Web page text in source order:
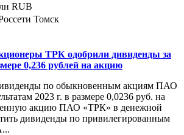
RUB
Томск
ТРК одобрили дивиденды за
0,236 рублей на акцию
по обыкновенным акциям ПАО
2023 г. в размере 0,0236 руб. на
акцию ПАО «ТРК» в денежной
дивиденды по привилегированным